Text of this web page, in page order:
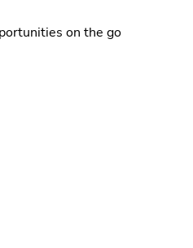
on the go